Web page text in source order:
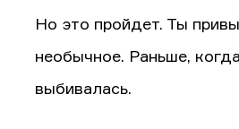
Но это пройдет. Ты
необычное. Раньше,
выбивалась.